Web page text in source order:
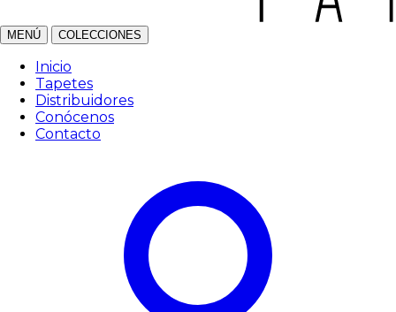
MENÚ COLECCIONES
Inicio
Tapetes
Distribuidores
Conócenos
Contacto